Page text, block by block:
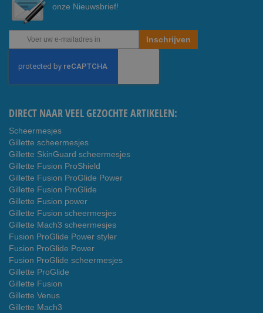
onze Nieuwsbrief!
Abonneer
u
onze
nieuwsbrief
Inschrijven
DIRECT NAAR VEEL GEZOCHTE ARTIKELEN:
Scheermesjes
Gillette scheermesjes
Gillette SkinGuard scheermesjes
Gillette Fusion ProShield
Gillette Fusion ProGlide Power
Gillette Fusion ProGlide
Gillette Fusion power
Gillette Fusion scheermesjes
Gillette Mach3 scheermesjes
Fusion ProGlide Power styler
Fusion ProGlide Power
Fusion ProGlide scheermesjes
Gillette ProGlide
Gillette Fusion
Gillette Venus
Gillette Mach3